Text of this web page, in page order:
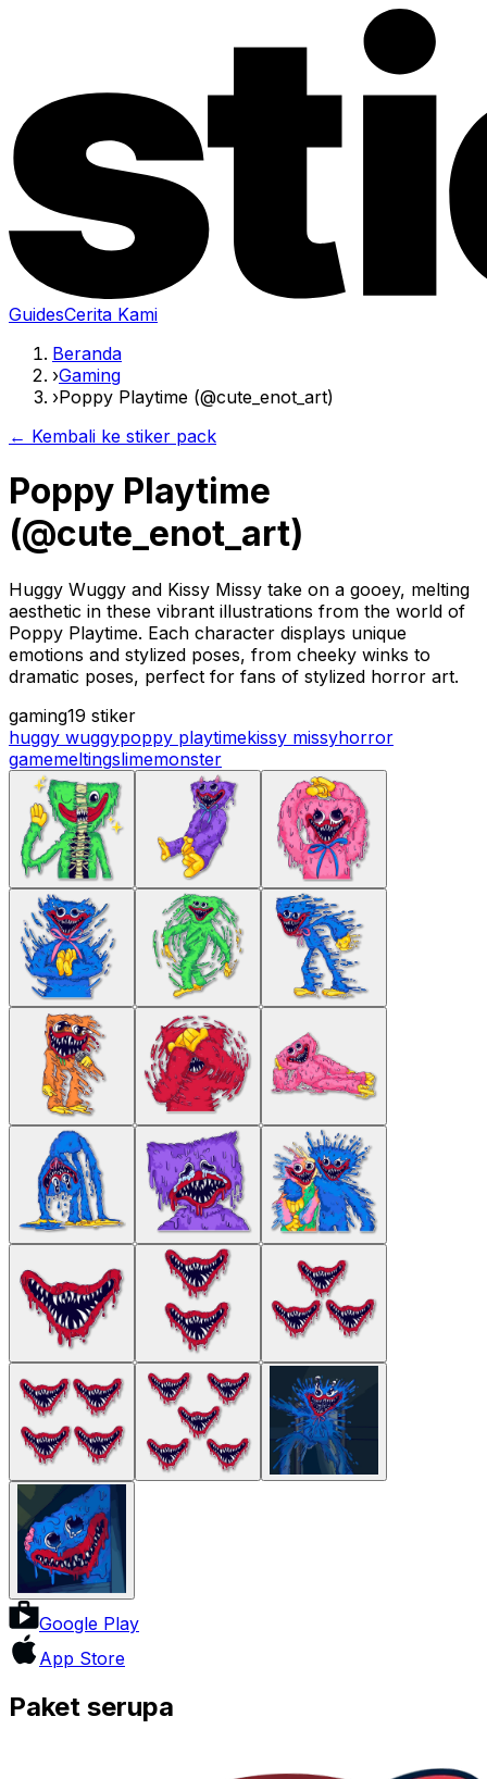
GuidesCerita Kami
Beranda
›Gaming
›Poppy Playtime (@cute_enot_art)
← Kembali ke stiker pack
Poppy Playtime
(@cute_enot_art)
Huggy Wuggy and Kissy Missy take on a gooey, melting
aesthetic in these vibrant illustrations from the world of
Poppy Playtime. Each character displays unique
emotions and stylized poses, from cheeky winks to
dramatic poses, perfect for fans of stylized horror art.
gaming19 stiker
huggy wuggypoppy playtimekissy missyhorror
gamemeltingslimemonster
Google Play
App Store
Paket serupa